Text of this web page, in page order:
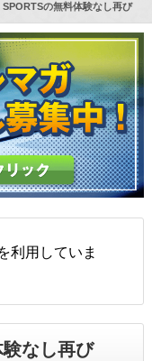
SPORTSの無料体験なし再び
利用していま
なし再び